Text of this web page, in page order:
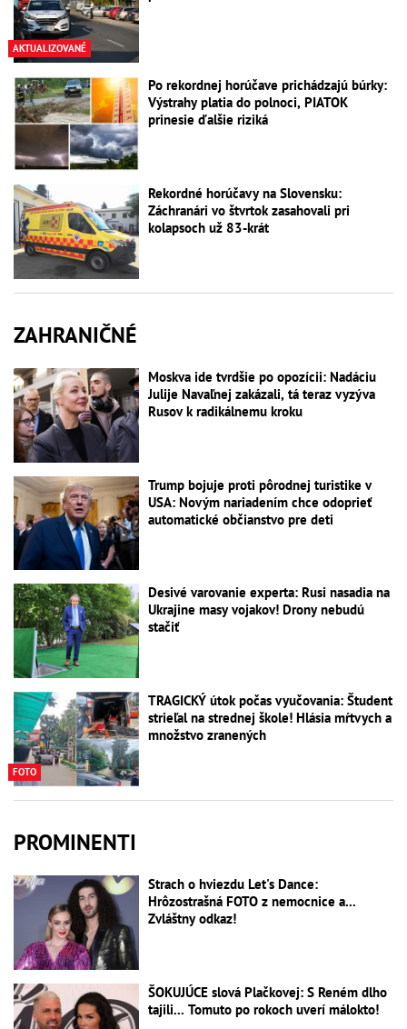
AKTUALIZOVANÉ
Po rekordnej horúčave prichádzajú búrky:
Výstrahy platia do polnoci, PIATOK
prinesie ďalšie riziká
Rekordné horúčavy na Slovensku:
Záchranári vo štvrtok zasahovali pri
kolapsoch už 83-krát
ZAHRANIČNÉ
Moskva ide tvrdšie po opozícii: Nadáciu
Julije Navaľnej zakázali, tá teraz vyzýva
Rusov k radikálnemu kroku
Trump bojuje proti pôrodnej turistike v
USA: Novým nariadením chce odoprieť
automatické občianstvo pre deti
Desivé varovanie experta: Rusi nasadia na
Ukrajine masy vojakov! Drony nebudú
stačiť
FOTO
TRAGICKÝ útok počas vyučovania: Študent
strieľal na strednej škole! Hlásia mŕtvych a
množstvo zranených
PROMINENTI
Strach o hviezdu Let's Dance:
Hrôzostrašná FOTO z nemocnice a...
Zvláštny odkaz!
ŠOKUJÚCE slová Plačkovej: S Reném dlho
tajili... Tomuto po rokoch uverí málokto!